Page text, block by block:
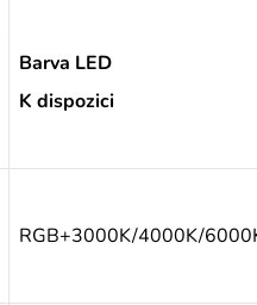
Barva LED
K dispozici
RGB+3000K/4000K/